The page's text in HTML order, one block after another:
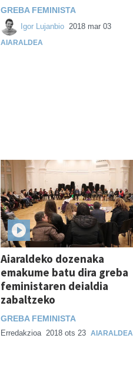
GREBA FEMINISTA
Igor Lujanbio 2018 mar 03
AIARALDEA
Aiaraldeko dozenaka
emakume batu dira greba
feministaren deialdia
zabaltzeko
GREBA FEMINISTA
Erredakzioa 2018 ots 23 AIARALDEA